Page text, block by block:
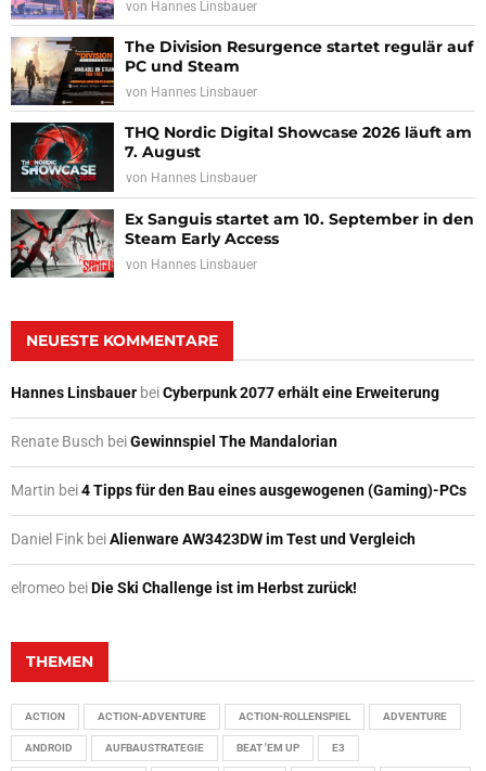
von Hannes Linsbauer
The Division Resurgence startet regulär auf
PC und Steam
von Hannes Linsbauer
THQ Nordic Digital Showcase 2026 läuft am
7. August
von Hannes Linsbauer
Ex Sanguis startet am 10. September in den
Steam Early Access
von Hannes Linsbauer
NEUESTE KOMMENTARE
Hannes Linsbauer beiCyberpunk 2077 erhält eine Erweiterung
Renate Busch beiGewinnspiel The Mandalorian
Martin bei4 Tipps für den Bau eines ausgewogenen (Gaming)-PCs
Daniel Fink beiAlienware AW3423DW im Test und Vergleich
elromeo beiDie Ski Challenge ist im Herbst zurück!
THEMEN
ACTION ACTION-ADVENTURE ACTION-ROLLENSPIEL ADVENTURE
ANDROID AUFBAUSTRATEGIE BEAT 'EM UP E3